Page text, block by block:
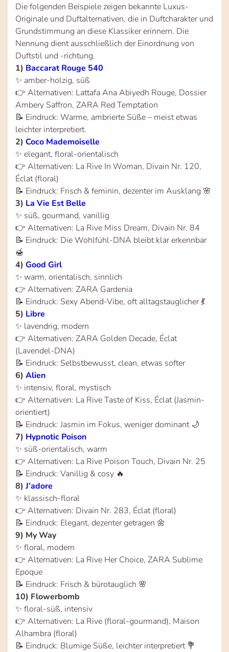
Die folgenden Beispiele zeigen bekannte Luxus-
Originale und Duftalternativen, die in Duftcharakter und
Grundstimmung an diese Klassiker erinnern. Die
Nennung dient ausschließlich der Einordnung von
Duftstil und -richtung.
1) Baccarat Rouge 540
✨ amber-holzig, süß
👉 Alternativen: Lattafa Ana Abiyedh Rouge, Dossier
Ambery Saffron, ZARA Red Temptation
📝 Eindruck: Warme, ambrierte Süße – meist etwas
leichter interpretiert.
2) Coco Mademoiselle
✨ elegant, floral-orientalisch
👉 Alternativen: La Rive In Woman, Divain Nr. 120,
Éclat (floral)
📝 Eindruck: Frisch & feminin, dezenter im Ausklang 🌸
3) La Vie Est Belle
✨ süß, gourmand, vanillig
👉 Alternativen: La Rive Miss Dream, Divain Nr. 84
📝 Eindruck: Die Wohlfühl-DNA bleibt klar erkennbar
🍯
4) Good Girl
✨ warm, orientalisch, sinnlich
👉 Alternativen: ZARA Gardenia
📝 Eindruck: Sexy Abend-Vibe, oft alltagstauglicher 💃
5) Libre
✨ lavendrig, modern
👉 Alternativen: ZARA Golden Decade, Éclat
(Lavendel-DNA)
📝 Eindruck: Selbstbewusst, clean, etwas softer
6) Alien
✨ intensiv, floral, mystisch
👉 Alternativen: La Rive Taste of Kiss, Éclat (Jasmin-
orientiert)
📝 Eindruck: Jasmin im Fokus, weniger dominant 🌙
7) Hypnotic Poison
✨ süß-orientalisch, warm
👉 Alternativen: La Rive Poison Touch, Divain Nr. 25
📝 Eindruck: Vanillig & cosy 🔥
8)J’adore
✨ klassisch-floral
👉 Alternativen: Divain Nr. 283, Éclat (floral)
📝 Eindruck: Elegant, dezenter getragen 🌼
9) My Way
✨ floral, modern
👉 Alternativen: La Rive Her Choice, ZARA Sublime
Epoque
📝 Eindruck: Frisch & bürotauglich 🌸
10) Flowerbomb
✨ floral-süß, intensiv
👉 Alternativen: La Rive (floral-gourmand), Maison
Alhambra (floral)
📝 Eindruck: Blumige Süße, leichter interpretiert 💐